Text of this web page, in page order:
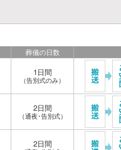
葬儀の日数
1日間
（告別式のみ）
2日間
（通夜･告別式）
2日間